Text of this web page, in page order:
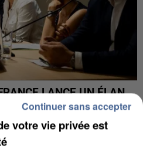
LANCE UN ÉLAN
votre vie privée est
Continuer sans accepter